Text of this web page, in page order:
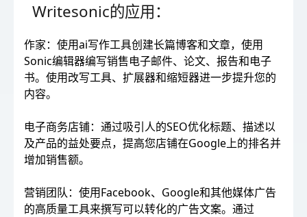
Writesonic的应用：
作家：使用ai写作工具创建长篇博客和文章，使用
Sonic编辑器编写销售电子邮件、论文、报告和电子
书。使用改写工具、扩展器和缩短器进一步提升您的
内容。
电子商务店铺：通过吸引人的SEO优化标题、描述以
及产品的益处要点，提高您店铺在Google上的排名并
增加销售额。
营销团队：使用Facebook、Google和其他媒体广告
的高质量工具来撰写可以转化的广告文案。通过